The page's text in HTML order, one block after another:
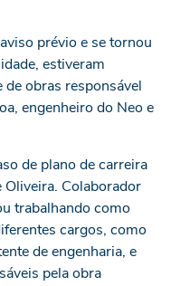
prévio e se tornou
estiveram
obras responsável
engenheiro do Neo e
de plano de carreira
Oliveira. Colaborador
trabalhando como
cargos, como
de engenharia, e
pela obra